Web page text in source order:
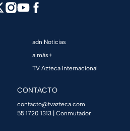
adn Noticias
a más+
TV Azteca Internacional
CONTACTO
contacto@tvazteca.com
55 1720 1313 | Conmutador